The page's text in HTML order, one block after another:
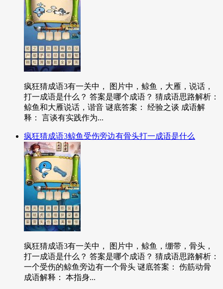
疯狂猜成语3有一关中， 图片中，鲸鱼，大雁，说话，
打一成语是什么？ 答案是哪个成语？ 猜成语思路解析：
鲸鱼和大雁说话，谐音 谜底答案： 经验之谈 成语解
释： 言谈有实践作为...
疯狂猜成语3鲸鱼受伤旁边有骨头打一成语是什么
疯狂猜成语3有一关中， 图片中，鲸鱼，绷带，骨头，
打一成语是什么？ 答案是哪个成语？ 猜成语思路解析：
一个受伤的鲸鱼旁边有一个骨头 谜底答案： 伤筋动骨
成语解释： 本指身...